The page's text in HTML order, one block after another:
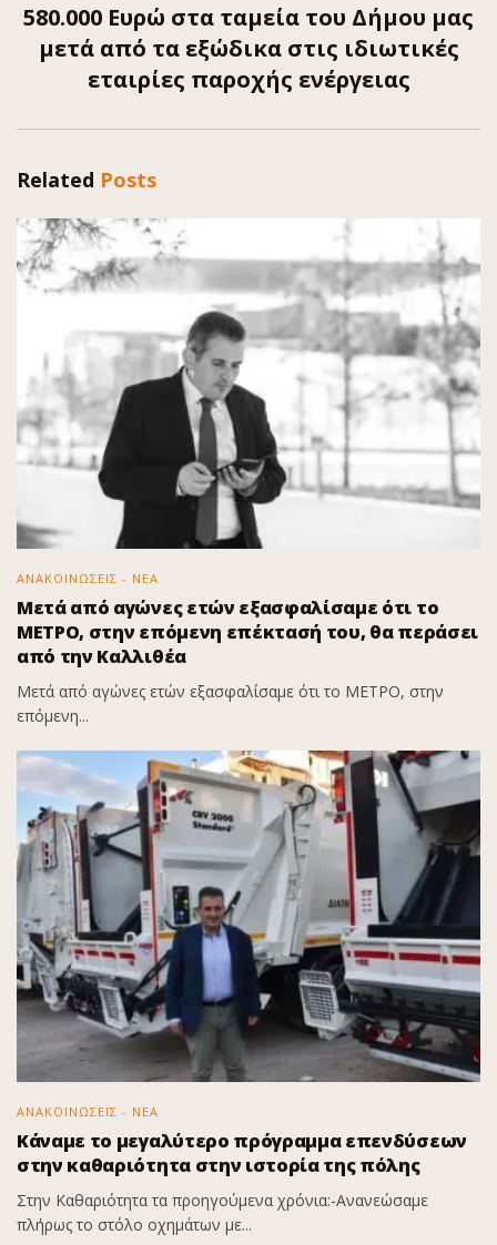
580.000 Ευρώ στα ταμεία του Δήμου μας
μετά από τα εξώδικα στις ιδιωτικές
εταιρίες παροχής ενέργειας
Related Posts
ΑΝΑΚΟΙΝΩΣΕΙΣ - ΝΕΑ
Μετά από αγώνες ετών εξασφαλίσαμε ότι το
ΜΕΤΡΟ, στην επόμενη επέκτασή του, θα περάσει
από την Καλλιθέα
Μετά από αγώνες ετών εξασφαλίσαμε ότι το ΜΕΤΡΟ, στην
επόμενη...
ΑΝΑΚΟΙΝΩΣΕΙΣ - ΝΕΑ
Κάναμε το μεγαλύτερο πρόγραμμα επενδύσεων
στην καθαριότητα στην ιστορία της πόλης
Στην Καθαριότητα τα προηγούμενα χρόνια:-Ανανεώσαμε
πλήρως το στόλο οχημάτων με...